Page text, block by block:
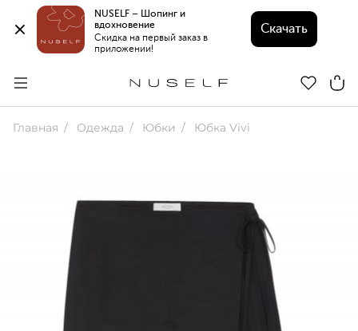
NUSELF – Шопинг и
вдохновение
Скидка на первый заказ в
приложении!
Скачать
Главная Одежда Юбки Юбка Vivi